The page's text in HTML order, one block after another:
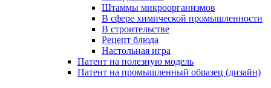
Штаммы микроорганизмов
В сфере химической промышленности
В строительстве
Рецепт блюда
Настольная игра
Патент на полезную модель
Патент на промышленный образец (дизайн)